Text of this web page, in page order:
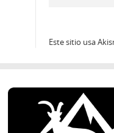
Este sitio usa